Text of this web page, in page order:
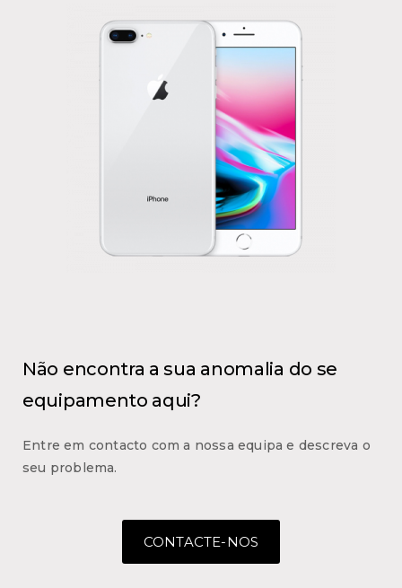
Não encontra a sua anomalia do se
equipamento aqui?
Entre em contacto com a nossa equipa e descreva o
seu problema.
CONTACTE-NOS